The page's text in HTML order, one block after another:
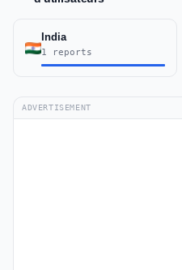
India
1 reports
ADVERTISEMENT